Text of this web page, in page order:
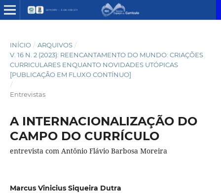
INÍCIO / ARQUIVOS /
V. 16 N. 2 (2023): REENCANTAMENTO DO MUNDO: CRIAÇÕES
CURRICULARES ENQUANTO NOVIDADES UTÓPICAS
[PUBLICAÇÃO EM FLUXO CONTÍNUO]
/
Entrevistas
A INTERNACIONALIZAÇÃO DO
CAMPO DO CURRÍCULO
entrevista com Antônio Flávio Barbosa Moreira
Marcus Vinicius Siqueira Dutra